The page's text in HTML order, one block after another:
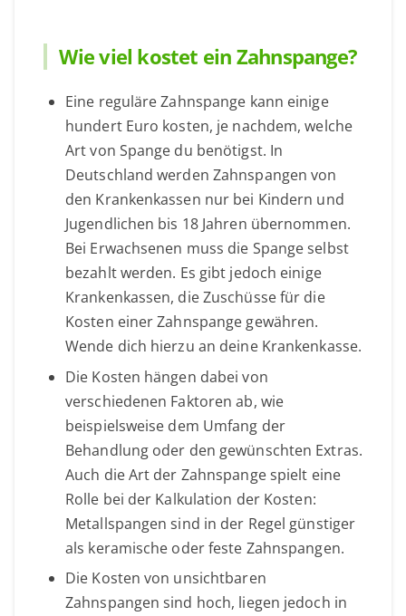
Wie viel kostet ein Zahnspange?
Eine reguläre Zahnspange kann einige
hundert Euro kosten, je nachdem, welche
Art von Spange du benötigst. In
Deutschland werden Zahnspangen von
den Krankenkassen nur bei Kindern und
Jugendlichen bis 18 Jahren übernommen.
Bei Erwachsenen muss die Spange selbst
bezahlt werden. Es gibt jedoch einige
Krankenkassen, die Zuschüsse für die
Kosten einer Zahnspange gewähren.
Wende dich hierzu an deine Krankenkasse.
Die Kosten hängen dabei von
verschiedenen Faktoren ab, wie
beispielsweise dem Umfang der
Behandlung oder den gewünschten Extras.
Auch die Art der Zahnspange spielt eine
Rolle bei der Kalkulation der Kosten:
Metallspangen sind in der Regel günstiger
als keramische oder feste Zahnspangen.
Die Kosten von unsichtbaren
Zahnspangen sind hoch, liegen jedoch in